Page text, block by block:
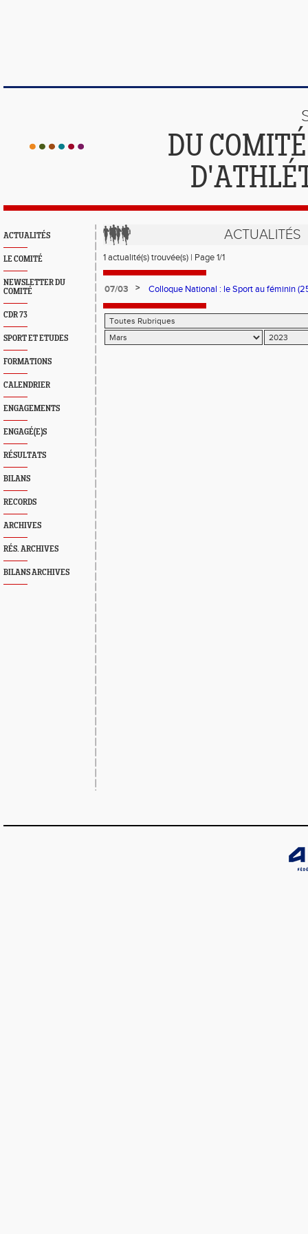
DU
ACTUALITÉS
LE COMITÉ
NEWSLETTER DU
COMITÉ
CDR 73
SPORT ET ETUDES
FORMATIONS
CALENDRIER
ENGAGEMENTS
ENGAGÉ(E)S
RÉSULTATS
BILANS
RECORDS
ARCHIVES
RÉS. ARCHIVES
BILANS ARCHIVES
ACTUALITÉS
1 actualité(s) trouvée(s) | Page 1/1
07/03 >
Colloque National : le Sport au féminin